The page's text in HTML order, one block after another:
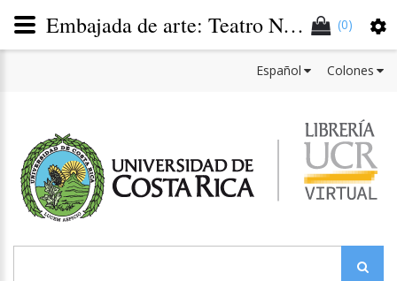
(0)
Colones
Español
Embajada de arte: Teatro Nacional, diplomacia cultural y guerra fría en Costa Rica 1947-1991 (Versión impresa)